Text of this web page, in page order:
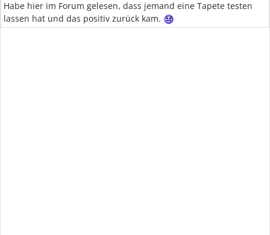
Habe hier im Forum gelesen, dass jemand eine Tapete testen
lassen hat und das positiv zurück kam.